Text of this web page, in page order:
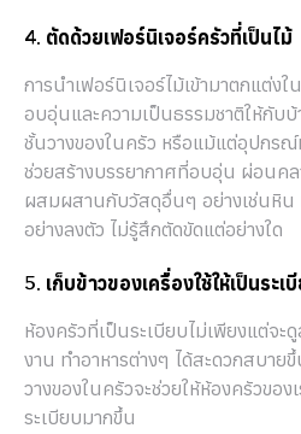
4. ตัดด้วยเฟอร์นิเจอร์ครัวที่เป็นไม้
การนำเฟอร์นิเจอร์ไม้เข้ามาตกแต่ง
อบอุ่นและความเป็นธรรมชาติให้กับบ้
ชั้นวางของในครัว หรือแม้แต่อุปกร
ช่วยสร้างบรรยากาศที่อบอุ่น ผ่อนคล
ผสมผสานกับวัสดุอื่นๆ อย่างเช่นหิน
อย่างลงตัว ไม่รู้สึกตัดขัดแต่อย่างใด
5. เก็บข้าวของเครื่องใช้ให้เป็นระเ
ห้องครัวที่เป็นระเบียบไม่เพียงแต่จะ
งาน ทำอาหารต่างๆ ได้สะดวกสบาย
วางของในครัวจะช่วยให้ห้องครัวของ
ระเบียบมากขึ้น